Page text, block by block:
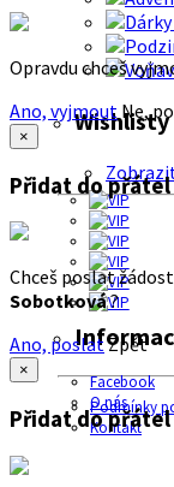
Facebook
O nás
Podmínky
Kontakt
Opravdu chceš
Ano, vyjmout Ne,
×
Přidat do přátel
Chceš poslat
Sobotková?
Ano, poslatZpět
×
Přidat do přátel